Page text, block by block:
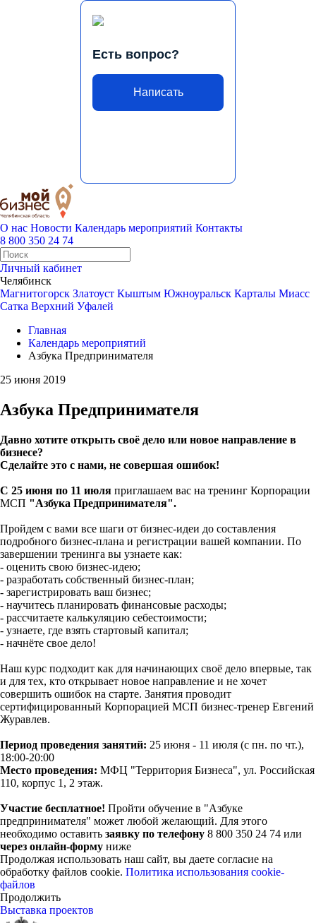
Есть вопрос?
Написать
О нас Новости Календарь мероприятий Контакты
8 800 350 24 74
Личный кабинет
Челябинск
Магнитогорск Златоуст Кыштым Южноуральск Карталы Миасс
Сатка Верхний Уфалей
Главная
Календарь мероприятий
Азбука Предпринимателя
25 июня 2019
Азбука Предпринимателя
Давно хотите открыть своё дело или новое направление в
бизнесе?
Сделайте это с нами, не совершая ошибок!
С 25 июня по 11 июля приглашаем вас на тренинг Корпорации
МСП "Азбука Предпринимателя".
Пройдем с вами все шаги от бизнес-идеи до составления
подробного бизнес-плана и регистрации вашей компании. По
завершении тренинга вы узнаете как:
- оценить свою бизнес-идею;
- разработать собственный бизнес-план;
- зарегистрировать ваш бизнес;
- научитесь планировать финансовые расходы;
- рассчитаете калькуляцию себестоимости;
- узнаете, где взять стартовый капитал;
- начнёте свое дело!
Наш курс подходит как для начинающих своё дело впервые, так
и для тех, кто открывает новое направление и не хочет
совершить ошибок на старте. Занятия проводит
сертифицированный Корпорацией МСП бизнес-тренер Евгений
Журавлев.
Период проведения занятий: 25 июня - 11 июля (с пн. по чт.),
18:00-20:00
Место проведения: МФЦ "Территория Бизнеса", ул. Российская
110, корпус 1, 2 этаж.
Участие бесплатное! Пройти обучение в "Азбуке
предпринимателя" может любой желающий. Для этого
необходимо оставить заявку по телефону 8 800 350 24 74 или
через онлайн-форму ниже
Продолжая использовать наш сайт, вы даете согласие на
обработку файлов cookie. Политика использования cookie-
файлов
Продолжить
Выставка проектов